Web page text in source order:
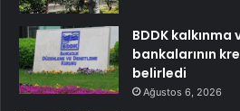
BDDK kalkınma
bankalarının
belirledi
Ağustos 6, 2026